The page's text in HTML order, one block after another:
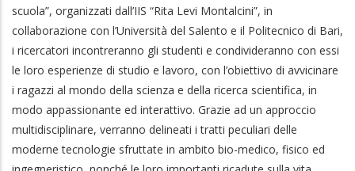
scuola”, organizzati dall’IIS “Rita Levi Montalcini”, in
collaborazione con l’Università del Salento e il Politecnico di Bari,
i ricercatori incontreranno gli studenti e condivideranno con essi
le loro esperienze di studio e lavoro, con l’obiettivo di avvicinare
i ragazzi al mondo della scienza e della ricerca scientifica, in
modo appassionante ed interattivo. Grazie ad un approccio
multidisciplinare, verranno delineati i tratti peculiari delle
moderne tecnologie sfruttate in ambito bio-medico, fisico ed